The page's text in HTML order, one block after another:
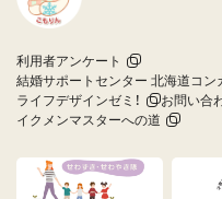
利用者アンケート
結婚サポートセンター 北海道コン
ライフデザインゼミ！
お問い合
イクメンマスターへの道